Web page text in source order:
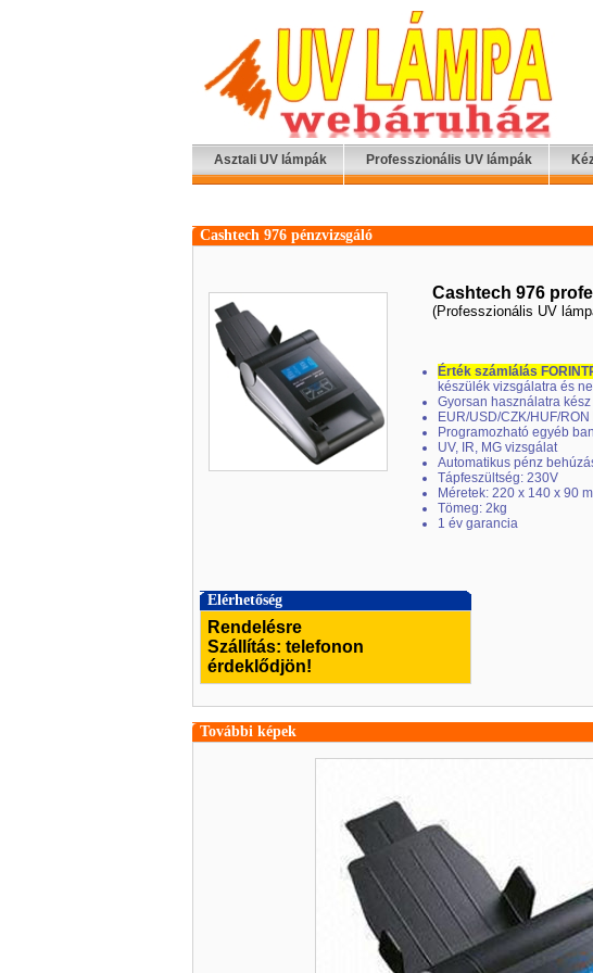
Asztali UV lámpák Professzionális UV lámpák
Cashtech 976 pénzvizsgáló
Cashtech 976
(Professzionális UV
Érték számlálás
készülék vizsgálatra és
Gyorsan használatra kész
EUR/USD/CZK/HUF/
Programozható egyéb
UV, IR, MG vizsgálat
Automatikus pénz
Tápfeszültség: 230V
Méretek: 220 x 140 x 90
Tömeg: 2kg
1 év garancia
Elérhetőség
Rendelésre
Szállítás: telefonon
érdeklődjön!
További képek